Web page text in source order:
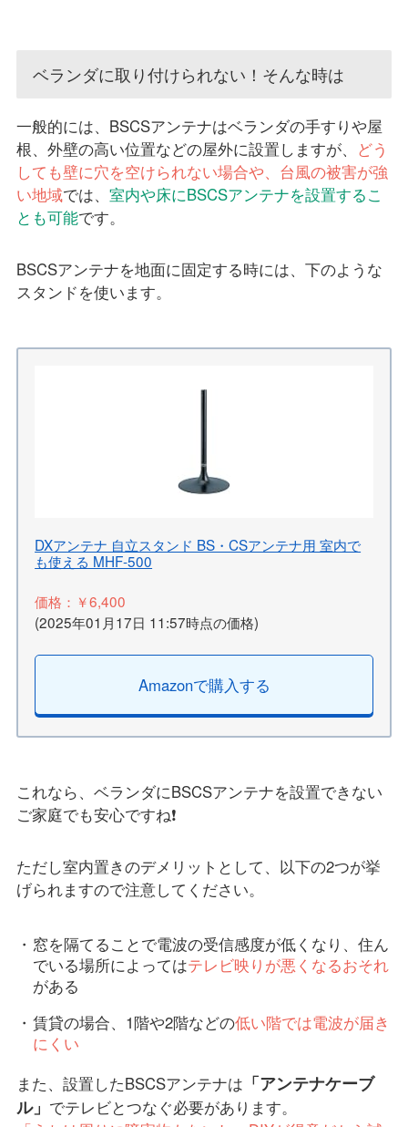
ベランダに取り付けられない！そんな時は
一般的には、BSCSアンテナはベランダの手すりや屋
根、外壁の高い位置などの屋外に設置しますが、 どう
しても壁に穴を空けられない場合や、台風の被害が強
い地域では、 室内や床にBSCSアンテナを設置するこ
とも可能です。
BSCSアンテナを地面に固定する時には、下のような
スタンドを使います。
DXアンテナ 自立スタンド BS・CSアンテナ用 室内で
も使える MHF-500
価格：￥6,400
(2025年01月17日 11:57時点の価格)
Amazonで購入する
これなら、ベランダにBSCSアンテナを設置できない
ご家庭でも安心ですね❗
ただし室内置きのデメリットとして、以下の2つが挙
げられますので注意してください。
窓を隔てることで電波の受信感度が低くなり、住ん
でいる場所によってはテレビ映りが悪くなるおそれ
がある
賃貸の場合、1階や2階などの低い階では電波が届き
にくい
また、設置したBSCSアンテナは 「アンテナケーブ
ル」 でテレビとつなぐ必要があります。